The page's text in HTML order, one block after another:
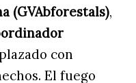
(GVAbforestals),
con
El fuego